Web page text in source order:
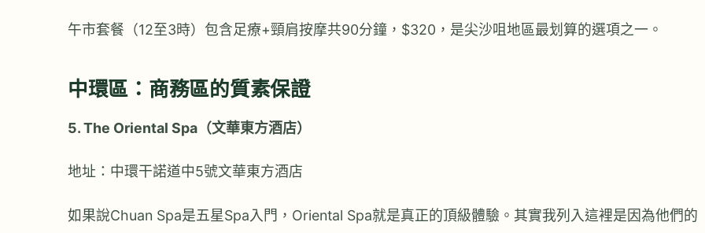
午市套餐（12至3時）包含足療+頸肩按摩共90分鐘，$320，是尖沙咀地區最划算的選項之一。
中環區：商務區的質素保證
5. The Oriental Spa（文華東方酒店）
地址：中環干諾道中5號文華東方酒店
如果說Chuan Spa是五星Spa入門，Oriental Spa就是真正的頂級體驗。其實我列入這裡是因為他們的